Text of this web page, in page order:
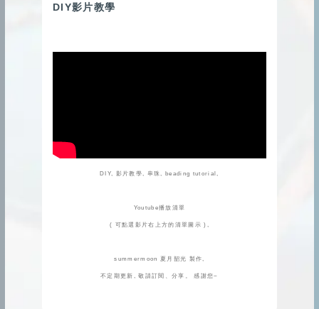
DIY影片教學
DIY, 影片教學, 串珠, beading tutorial,
Youtube播放清單
( 可點選影片右上方的清單圖示 ),
summermoon 夏月韶光 製作,
不定期更新, 敬請訂閱、分享。 感謝您~